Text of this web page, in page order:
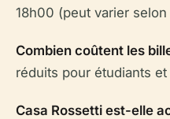
18h00 (peut varier selon
Combien coûtent les
réduits pour étudiants
Casa Rossetti est-elle